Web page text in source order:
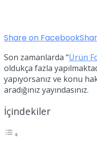
Share on Facebook
Son zamanlarda “Ürün
oldukça fazla
yapıyorsanız ve konu
aradığınız yayındasınız.
İçindekiler